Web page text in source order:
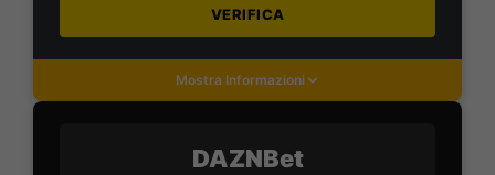
VERIFICA
Mostra Informazioni
DAZNBet